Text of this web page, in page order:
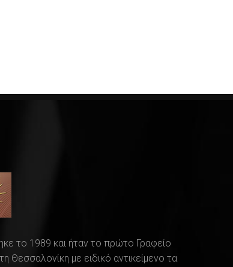
το 1989 και ήταν το πρώτο Γραφείο
Θεσσαλονίκη με ειδικό αντικείμενο τα